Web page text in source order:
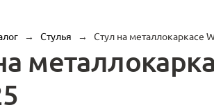
→ Стулья → Стул на металлокаркасе